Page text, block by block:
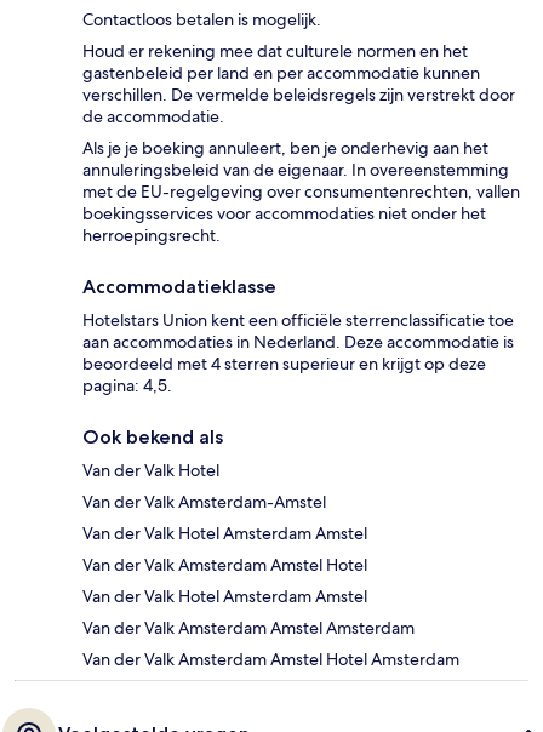
Contactloos betalen is mogelijk.
Houd er rekening mee dat culturele normen en het
gastenbeleid per land en per accommodatie kunnen
verschillen. De vermelde beleidsregels zijn verstrekt door
de accommodatie.
Als je je boeking annuleert, ben je onderhevig aan het
annuleringsbeleid van de eigenaar. In overeenstemming
met de EU-regelgeving over consumentenrechten, vallen
boekingsservices voor accommodaties niet onder het
herroepingsrecht.
Accommodatieklasse
Hotelstars Union kent een officiële sterrenclassificatie toe
aan accommodaties in Nederland. Deze accommodatie is
beoordeeld met 4 sterren superieur en krijgt op deze
pagina: 4,5.
Ook bekend als
Van der Valk Hotel
Van der Valk Amsterdam-Amstel
Van der Valk Hotel Amsterdam Amstel
Van der Valk Amsterdam Amstel Hotel
Van der Valk Hotel Amsterdam Amstel
Van der Valk Amsterdam Amstel Amsterdam
Van der Valk Amsterdam Amstel Hotel Amsterdam